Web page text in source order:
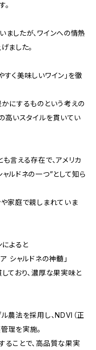
。
したが、ワインへの情熱
ました。
く美味しいワイン」を徹
にするものという考えの
高いスタイルを貫いてい
言える存在で、アメリカ
ルドネの一つ”として知ら
家庭で親しまれていま
によると
シャルドネの神髄」
ており、濃厚な果実味と
農法を採用し、NDVI（正
理を実施。
ることで、高品質な果実